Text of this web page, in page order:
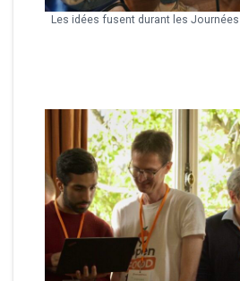
Les idées fusent durant les